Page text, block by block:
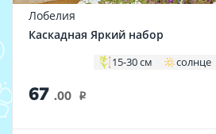
Лобелия
Каскадная Яркий набор
15-30 см солнце
67 .00 i